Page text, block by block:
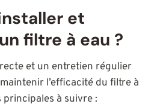
et
filtre à eau ?
et un entretien régulier
l’efficacité du filtre à
principales à suivre :